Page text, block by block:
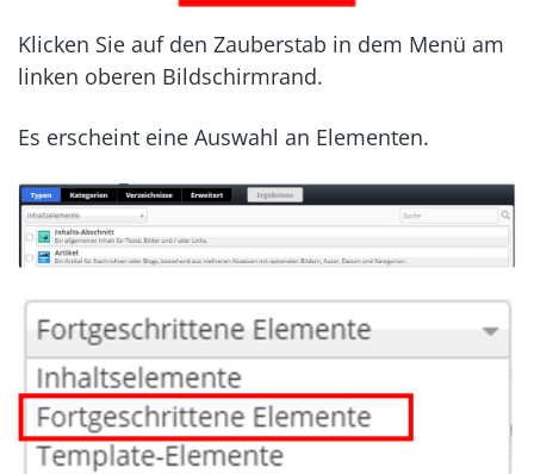
Klicken Sie auf den Zauberstab in dem Menü am
linken oberen Bildschirmrand.
Es erscheint eine Auswahl an Elementen.